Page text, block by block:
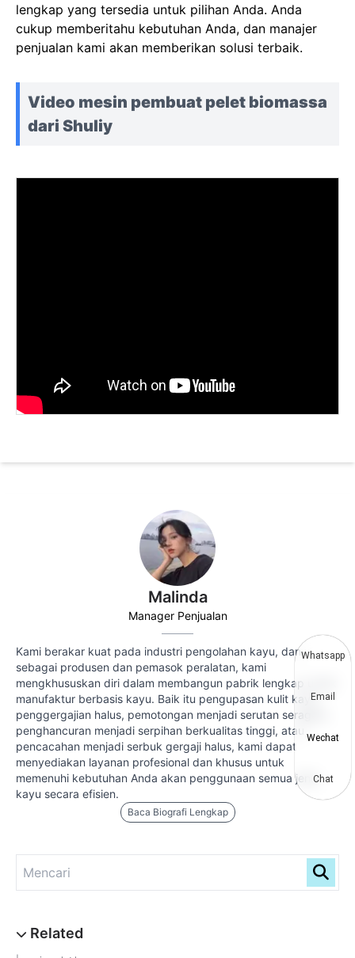
lengkap yang tersedia untuk pilihan Anda. Anda
cukup memberitahu kebutuhan Anda, dan manajer
penjualan kami akan memberikan solusi terbaik.
Video mesin pembuat pelet biomassa
dari Shuliy
Malinda
Manager Penjualan
Kami berakar kuat pada industri pengolahan kayu, dan
sebagai produsen dan pemasok peralatan, kami
mengkhususkan diri dalam membangun pabrik lengkap untuk
manufaktur berbasis kayu. Baik itu pengupasan kulit kayu,
penggergajian halus, pemotongan menjadi serutan seragam,
penghancuran menjadi serpihan berkualitas tinggi, atau
pencacahan menjadi serbuk gergaji halus, kami dapat
menyediakan layanan profesional dan khusus untuk
memenuhi kebutuhan Anda akan penggunaan semua jenis
kayu secara efisien.
Baca Biografi Lengkap
Whatsapp
Email
Wechat
Chat